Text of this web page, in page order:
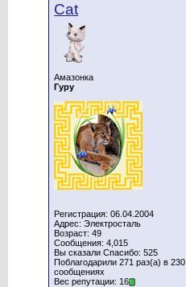
Cat
Амазонка
Гуру
Регистрация: 06.04.2004
Адрес: Электросталь
Возраст: 49
Сообщения: 4,015
Вы сказали Спасибо: 525
Поблагодарили 271 раз(а) в 230
сообщениях
Вес репутации: 16